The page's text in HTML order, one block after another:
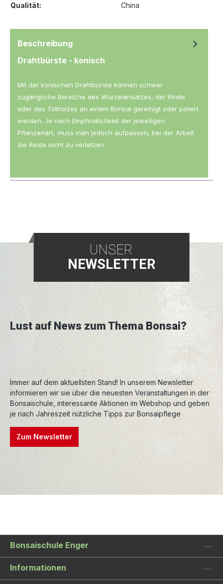
Qualität:
China
Beschreibung
Drahtbürste - konisch
Mit der konischen Drahtbürste können schwer
zugängliche Bereiche des Wurzelansatzes, der Rinde
oder des Totholzes an einem Bonsai gereinigt oder poliert
werden. Je nach Empfindlichkeit der jeweiligen
Pflanzenart, muss man jedoch aufpassen, bei der Arbeit
die Rinde nicht zu verletzen.
UNSER
NEWSLETTER
Lust auf News zum Thema Bonsai?
Immer auf dem aktuellsten Stand! In unserem Newsletter
informieren wir sie über die neuesten Veranstaltungen in der
Bonsaischule, interessante Aktionen im Webshop und geben
je nach Jahreszeit nützliche Tipps zur Bonsaipflege
Zum Newsletter
Bonsaischule Enger
Informationen